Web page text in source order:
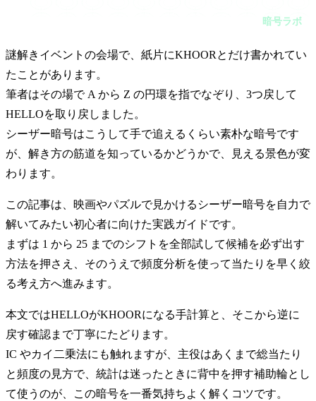
り、3つ戻してHELLOを取り戻しました。シーザー暗号はこう
ているかどうかで、見える景色が変わります。
暗号ラボ
謎解きイベントの会場で、紙片にKHOORとだけ書かれてい
たことがあります。
筆者はその場で A から Z の円環を指でなぞり、3つ戻して
HELLOを取り戻しました。
シーザー暗号はこうして手で追えるくらい素朴な暗号です
が、解き方の筋道を知っているかどうかで、見える景色が変
わります。
この記事は、映画やパズルで見かけるシーザー暗号を自力で
解いてみたい初心者に向けた実践ガイドです。
まずは 1 から 25 までのシフトを全部試して候補を必ず出す
方法を押さえ、そのうえで頻度分析を使って当たりを早く絞
る考え方へ進みます。
本文ではHELLOがKHOORになる手計算と、そこから逆に
戻す確認まで丁寧にたどります。
IC やカイ二乗法にも触れますが、主役はあくまで総当たり
と頻度の見方で、統計は迷ったときに背中を押す補助輪とし
て使うのが、この暗号を一番気持ちよく解くコツです。